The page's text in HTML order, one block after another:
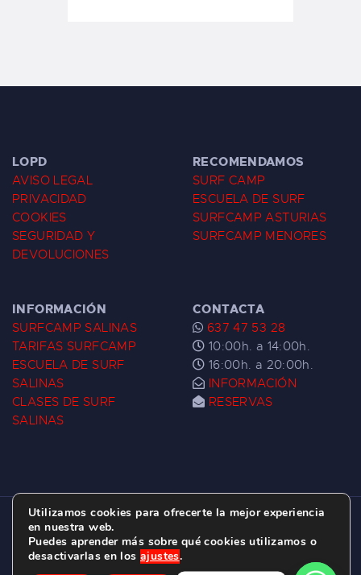
LOPD
AVISO LEGAL
PRIVACIDAD
COOKIES
SEGURIDAD Y
DEVOLUCIONES
RECOMENDAMOS
SURF CAMP
ESCUELA DE SURF
SURFCAMP ASTURIAS
SURFCAMP MENORES
INFORMACIÓN
SURFCAMP SALINAS
TARIFAS SURFCAMP
ESCUELA DE SURF
SALINAS
CLASES DE SURF
SALINAS
CONTACTA
637 47 53 28
10:00h. a 14:00h.
16:00h. a 20:00h.
INFORMACIÓN
RESERVAS
ESCUELA DE SURF LAS DUNAS ©
C/ BERNARDO ÁLVAREZ GALAN 1, SALINAS
(ASTURIAS)
Utilizamos cookies para ofrecerte la mejor experiencia
en nuestra web.
Puedes aprender más sobre qué cookies utilizamos o
desactivarlas en los ajustes.